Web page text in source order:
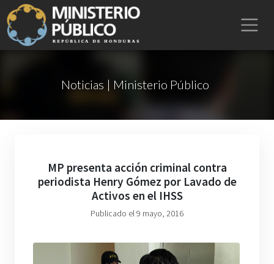
Noticias | Ministerio Público
MP presenta acción criminal contra
periodista Henry Gómez por Lavado de
Activos en el IHSS
Publicado el 9 mayo, 2016